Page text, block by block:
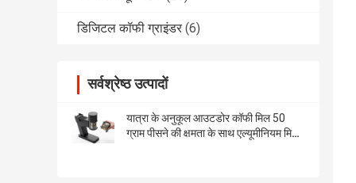
डिजिटल कॉफी ग्राइंडर (6)
सर्वश्रेष्ठ उत्पादों
यात्रा के अनुकूल आउटडोर कॉफी मिल 50
ग्राम पीसने की क्षमता के साथ एल्यूमीनियम मिश्र